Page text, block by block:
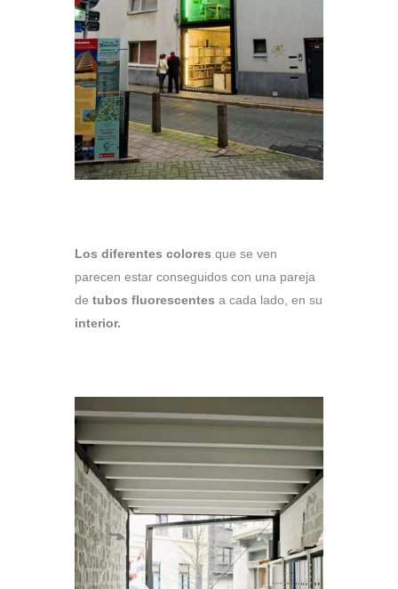
Los diferentes colores que se ven
parecen estar conseguidos con una pareja
de tubos fluorescentes a cada lado, en su
interior.